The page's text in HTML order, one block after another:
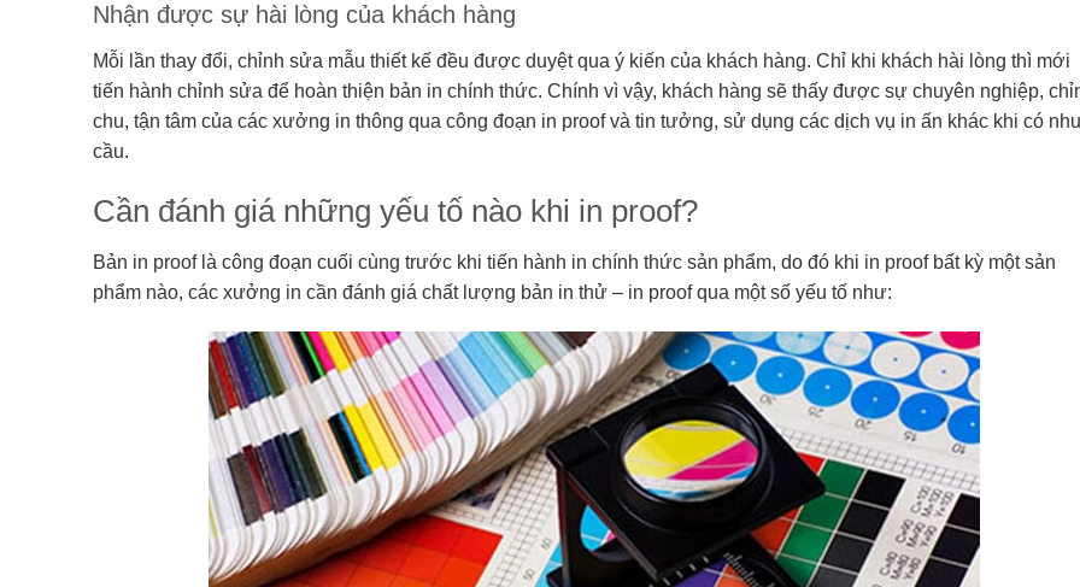
Nhận được sự hài lòng của khách hàng
Mỗi lần thay đổi, chỉnh sửa mẫu thiết kế đều được duyệt qua ý kiến của khách hàng. Chỉ khi khách hài lòng thì mới
tiến hành chỉnh sửa để hoàn thiện bản in chính thức. Chính vì vậy, khách hàng sẽ thấy được sự chuyên nghiệp,
chu, tận tâm của các xưởng in thông qua công đoạn in proof và tin tưởng, sử dụng các dịch vụ in ấn khác khi có nhu
cầu.
Cần đánh giá những yếu tố nào khi in proof?
Bản in proof là công đoạn cuối cùng trước khi tiến hành in chính thức sản phẩm, do đó khi in proof bất kỳ một sản
phẩm nào, các xưởng in cần đánh giá chất lượng bản in thử – in proof qua một số yếu tố như: